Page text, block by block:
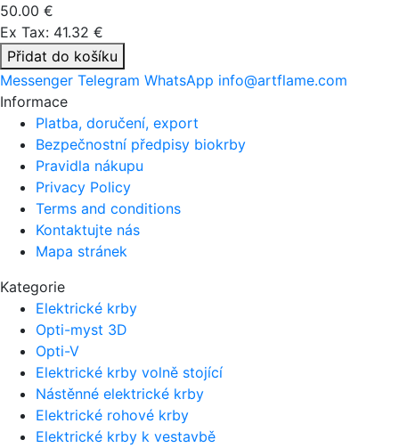
50.00 €
Ex Tax: 41.32 €
Přidat do košíku
Messenger Telegram WhatsApp info@artflame.com
Informace
Platba, doručení, export
Bezpečnostní předpisy biokrby
Pravidla nákupu
Privacy Policy
Terms and conditions
Kontaktujte nás
Mapa stránek
Kategorie
Elektrické krby
Opti-myst 3D
Opti-V
Elektrické krby volně stojící
Nástěnné elektrické krby
Elektrické rohové krby
Elektrické krby k vestavbě